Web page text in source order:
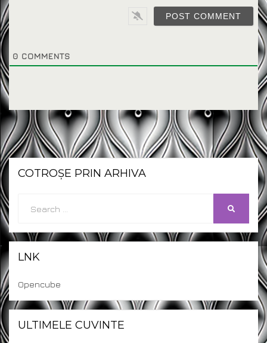
0 COMMENTS
COTROȘE PRIN ARHIVA
SEARCH
LNK
Opencube
ULTIMELE CUVINTE